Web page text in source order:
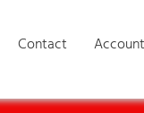
Contact Account